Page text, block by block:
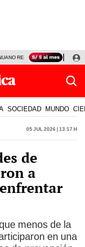
RESULTADOS HOY
SOCIEDAD MUNDO
05 Jul 2026 | 13:17 h
de
a
menos de la
en una